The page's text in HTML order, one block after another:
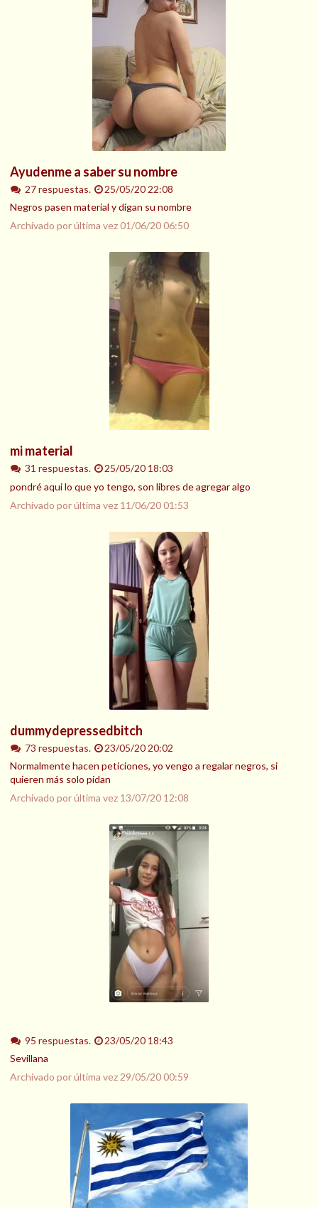
Ayudenme a saber su nombre
27 respuestas.
25/05/20 22:08
Negros pasen material y digan su nombre
Archivado por última vez01/06/20 06:50
mi material
31 respuestas.
25/05/20 18:03
pondré aqui lo que yo tengo, son libres de agregar algo
Archivado por última vez 11/06/20 01:53
dummydepressedbitch
73 respuestas.
23/05/20 20:02
Normalmente hacen peticiones, yo vengo a regalar negros, si
quieren más solo pidan
Archivado por última vez 13/07/20 12:08
95 respuestas.
23/05/20 18:43
Sevillana
Archivado por última vez 29/05/20 00:59